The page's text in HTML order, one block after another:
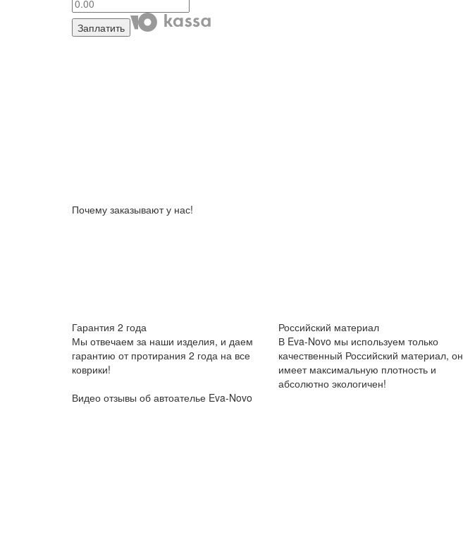
Заплатить
Почему заказывают у нас!
Гарантия 2 года
Мы отвечаем за наши изделия, и даем
гарантию от протирания 2 года на все
коврики!
Российский материал
В Eva-Novo мы используем только
качественный Российский материал, он
имеет максимальную плотность и
абсолютно экологичен!
Видео отзывы об автоателье Eva-Novo